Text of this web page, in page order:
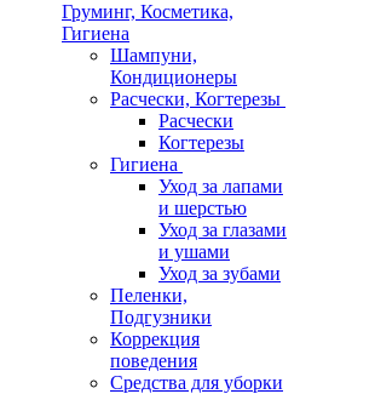
Груминг, Косметика,
Гигиена
Шампуни,
Кондиционеры
Расчески, Когтерезы
Расчески
Когтерезы
Гигиена
Уход за лапами
и шерстью
Уход за глазами
и ушами
Уход за зубами
Пеленки,
Подгузники
Коррекция
поведения
Средства для уборки